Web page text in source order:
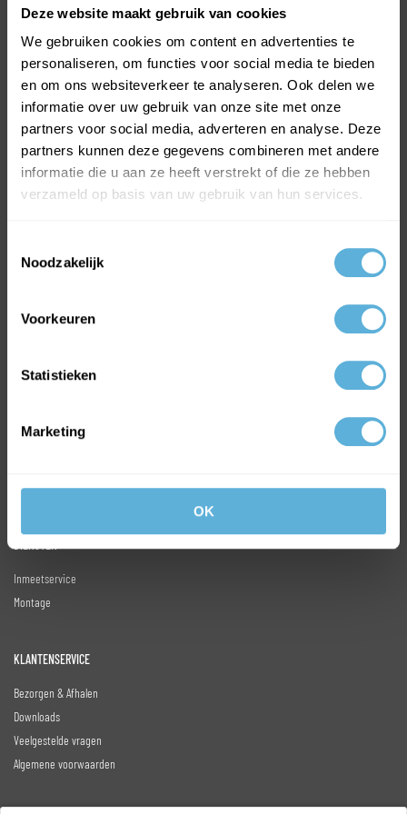
Deze website maakt gebruik van cookies
We gebruiken cookies om content en advertenties te
personaliseren, om functies voor social media te bieden
en om ons websiteverkeer te analyseren. Ook delen we
informatie over uw gebruik van onze site met onze
partners voor social media, adverteren en analyse. Deze
partners kunnen deze gegevens combineren met andere
informatie die u aan ze heeft verstrekt of die ze hebben
verzameld op basis van uw gebruik van hun services.
Noodzakelijk
Voorkeuren
Statistieken
Marketing
OK
MEEST VERKOCHTE GLAS
HR++ Isolatieglas
Gehard glas
Enkel glas
Instagram
Veiligheidsglas
Glasbeslag
Inmeetservice
Montage
KLANTENSERVICE
Bezorgen & Afhalen
Downloads
Veelgestelde vragen
Algemene voorwaarden